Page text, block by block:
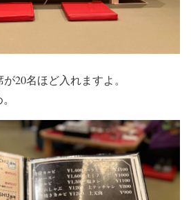
20名ほど入れますよ。